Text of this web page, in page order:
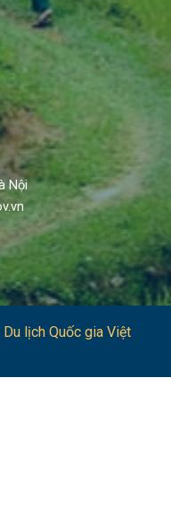
Nội
lịch Quốc gia Việt